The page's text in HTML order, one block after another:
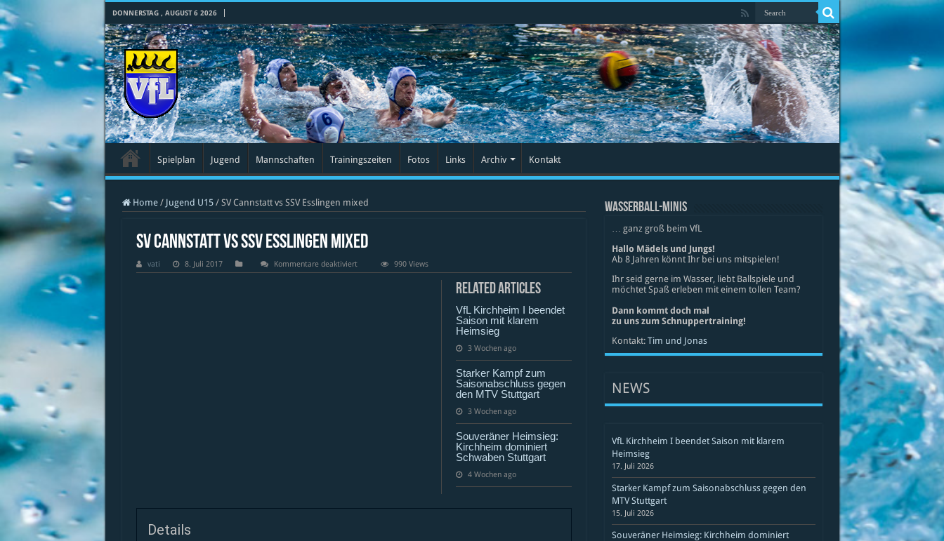
DONNERSTAG , AUGUST 6 2026
Spielplan Jugend Mannschaften Trainingszeiten Fotos Links Archiv Kontakt
Home / Jugend U15 / SV Cannstatt vs SSV Esslingen mixed
SV Cannstatt vs SSV Esslingen mixed
vati 8. Juli 2017 Kommentare deaktiviertfür
SV
990 Views
Related Articles
VfL Kirchheim I beendet
Saison mit klarem
Heimsieg
3 Wochen ago
Starker Kampf zum
Saisonabschluss gegen
den MTV Stuttgart
3 Wochen ago
Souveräner Heimsieg:
Kirchheim dominiert
Schwaben Stuttgart
4 Wochen ago
Details
WASSERBALL-MINIS
… ganz groß beim VfL
Hallo Mädels und Jungs!
Ab 8 Jahren könnt Ihr bei uns mitspielen!
Ihr seid gerne im Wasser, liebt Ballspiele und
möchtet Spaß erleben mit einem tollen Team?
Dann kommt doch mal
zu uns zum Schnuppertraining!
Kontakt: Tim und Jonas
NEWS
VfL Kirchheim I beendet Saison mit klarem
Heimsieg
17. Juli 2026
Starker Kampf zum Saisonabschluss gegen den
MTV Stuttgart
15. Juli 2026
Souveräner Heimsieg: Kirchheim dominiert